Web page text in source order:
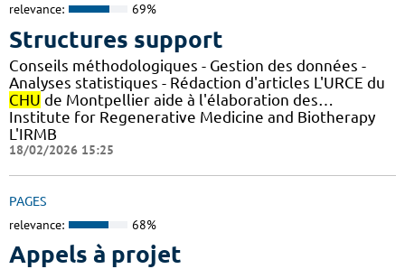
relevance: 69%
Structures support
Conseils méthodologiques - Gestion des données -
Analyses statistiques - Rédaction d'articles L'URCE du
CHU de Montpellier aide à l'élaboration des…
Institute for Regenerative Medicine and Biotherapy
L'IRMB
18/02/2026 15:25
PAGES
relevance: 68%
Appels à projet